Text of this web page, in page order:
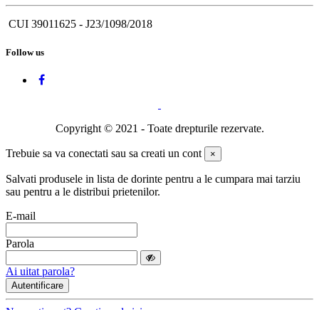
CUI 39011625 - J23/1098/2018
Follow us
Copyright © 2021 - Toate drepturile rezervate.
Trebuie sa va conectati sau sa creati un cont ×
Salvati produsele in lista de dorinte pentru a le cumpara mai tarziu
sau pentru a le distribui prietenilor.
E-mail
Parola
Ai uitat parola?
Autentificare